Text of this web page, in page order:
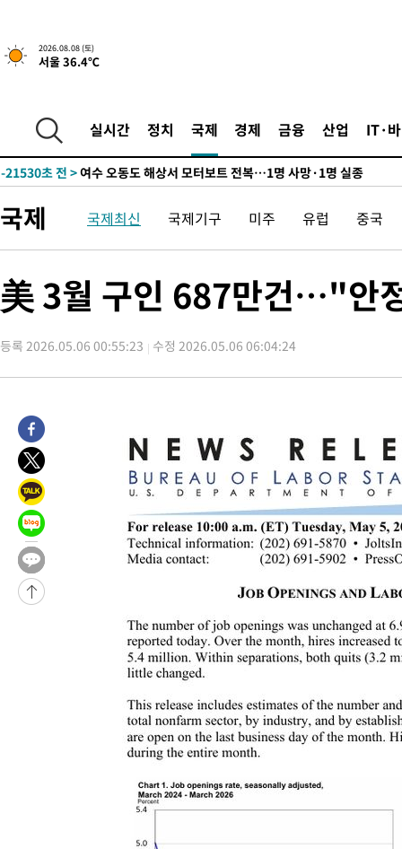
2026.08.08 (토)
서울 36.4℃
실시간 정치 국제 경제 금융 산업 IT·
-30803초 전 >강릉에 시간당 81.4㎜ 물폭탄…도로 잠기고 담벼락 붕괴
-26910초 전 >백운산서 80년근 천종산삼 9뿌리 발견…감정가 1.3억원
-22154초 전 >
남자 농구, 나고야 아시안게임서 '홈팀' 일본과 한일전
-21530초 전 >
-17757초 전 >극한폭염 한풀 꺾이지만…'낮 최고 35도' 무더위, 열대야 계속
-13292초 전 > [속보]'압수수색·성접대 논란' 축구협회 "실망과 걱정 안겨드
-1913초 전 >'최고 37도' 폭염 지속…강원동해안 최대 150㎜ 비
-30803초 전 >강릉에 시간당 81.4㎜ 물폭탄…도로 잠기고 담벼락 붕괴
-24620초 전 >선재도서 해루질 나섰다 실종 60대, 닷새 만에 숨진 채 발견
-22154초 전 >남자 농구, 나고야 아시안게임서 '홈팀' 일본과 한일전
-17757초 전 >
주 날씨]
-14775초 전 >
축구협회 "압수수색·성접대 논란 사과…쇄신의 기회로 삼겠
-13292초 전 >
[속보]'압수수색·성접대 논란' 축구협회 "실망과 걱정 안겨드
송"
-1913초 전 >
'최고 37도' 폭염 지속…강원동해안 최대 150㎜ 비
1시간 전 >
[속보]뉴욕증시 상승 마감…S&P 0.6% 나스닥 1.3%↑
국제 국제최신 국제기구 미주 유럽 중국
美 3월 구인 687만건…"안
등록 2026.05.06 00:55:23 수정 2026.05.06 06:04:24